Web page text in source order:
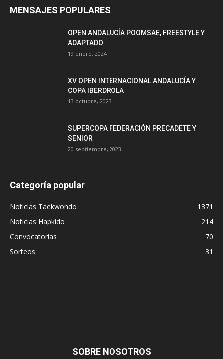
MENSAJES POPULARES
OPEN ANDALUCÍA POOMSAE, FREESTYLE Y
ADAPTADO
19 enero, 2024
XV OPEN INTERNACIONAL ANDALUCÍA Y
COPA IBERDROLA
13 octubre, 2023
SUPERCOPA FEDERACIÓN PRECADETE Y
SENIOR
20 septiembre, 2023
Categoría popular
Noticias Taekwondo
1371
Noticias Hapkido
214
Convocatorias
70
Sorteos
31
SOBRE NOSOTROS